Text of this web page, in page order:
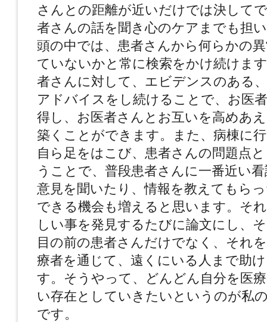
さんとの距離が近いだけでは決して
者さんの話を聞き心のケアまでも担
頭の中では、患者さんから何らかの
ていないかと常に検索をかけ続けま
者さんに対して、エビデンスのある
アドバイスをし続けることで、お医
得し、お医者さんとお互いを高めあ
築くことができます。また、病棟に
自ら足をはこび、患者さんの問題点
うことで、普段患者さんに一番近い
意見を聞いたり、情報を教えてもら
できる機会も増えると思います。そ
しい事を発見するたびに論文にし、
目の前の患者さんだけでなく、それ
療者を通じて、遠くにいる人まで助
す。そうやって、どんどん自分を医
い存在としていきたいというのが私
です。